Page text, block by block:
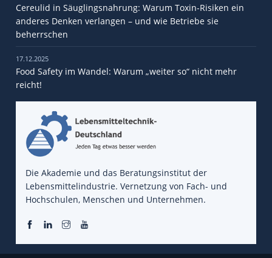
Cereulid in Säuglingsnahrung: Warum Toxin-Risiken ein
anderes Denken verlangen – und wie Betriebe sie
beherrschen
17.12.2025
Food Safety im Wandel: Warum „weiter so“ nicht mehr
reicht!
Die Akademie und das Beratungsinstitut der
Lebensmittelindustrie. Vernetzung von Fach- und
Hochschulen, Menschen und Unternehmen.